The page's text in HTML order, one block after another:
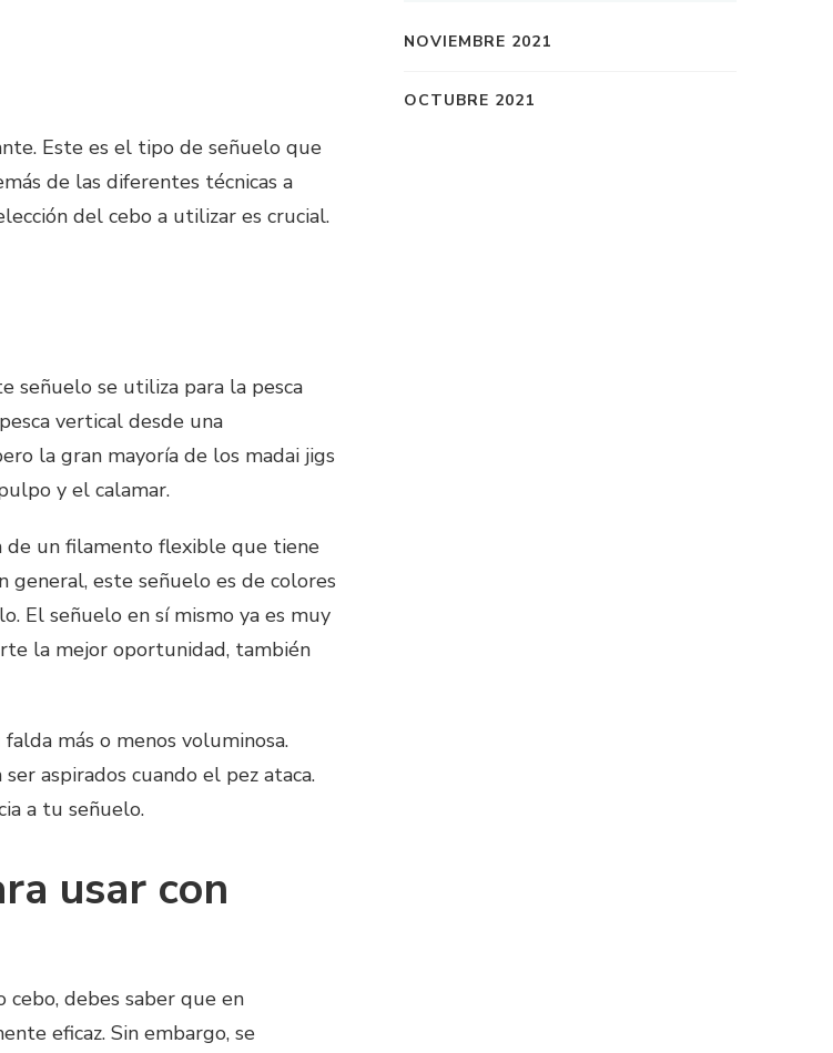
Este es el tipo de señuelo que
de las diferentes técnicas a
del cebo a utilizar es crucial.
señuelo se utiliza para la pesca
vertical desde una
la gran mayoría de los madai jigs
y el calamar.
de un filamento flexible que tiene
general, este señuelo es de colores
El señuelo en sí mismo ya es muy
la mejor oportunidad, también
más o menos voluminosa.
aspirados cuando el pez ataca.
a tu señuelo.
usar con
cebo, debes saber que en
eficaz. Sin embargo, se
NOVIEMBRE 2021
OCTUBRE 2021